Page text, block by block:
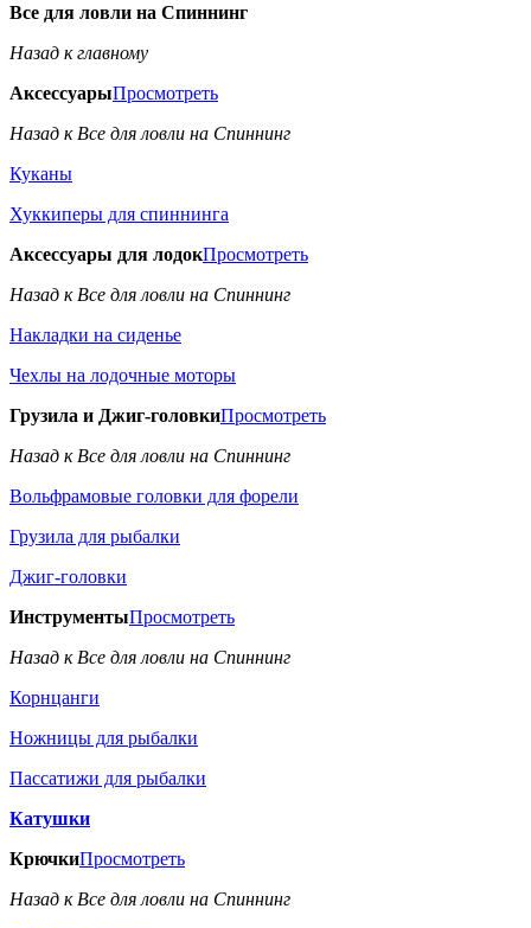
Все для ловли на Спиннинг
Назад к главному
АксессуарыПросмотреть
Назад к Все для ловли на Спиннинг
Куканы
Хуккиперы для спиннинга
Аксессуары для лодокПросмотреть
Назад к Все для ловли на Спиннинг
Накладки на сиденье
Чехлы на лодочные моторы
Грузила и Джиг-головкиПросмотреть
Назад к Все для ловли на Спиннинг
Вольфрамовые головки для форели
Грузила для рыбалки
Джиг-головки
ИнструментыПросмотреть
Назад к Все для ловли на Спиннинг
Корнцанги
Ножницы для рыбалки
Пассатижи для рыбалки
Катушки
КрючкиПросмотреть
Назад к Все для ловли на Спиннинг